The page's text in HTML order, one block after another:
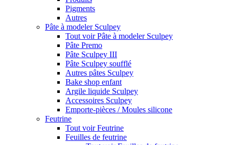
Pigments
Autres
Pâte à modeler Sculpey
Tout voir Pâte à modeler Sculpey
Pâte Premo
Pâte Sculpey III
Pâte Sculpey soufflé
Autres pâtes Sculpey
Bake shop enfant
Argile liquide Sculpey
Accessoires Sculpey
Emporte-pièces / Moules silicone
Feutrine
Tout voir Feutrine
Feuilles de feutrine